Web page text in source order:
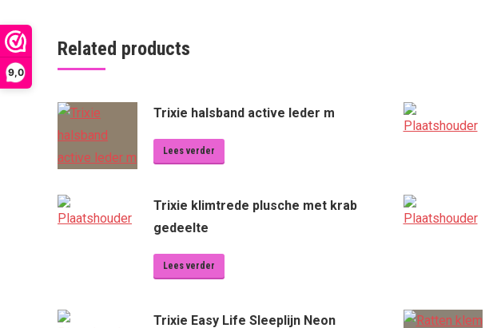
9,0
Related products
Trixie halsband active leder m
Lees verder
Trixie klimtrede plusche met krab
gedeelte
Lees verder
Trixie Easy Life Sleeplijn Neon